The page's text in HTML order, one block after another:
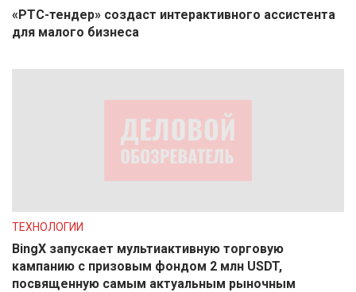
«РТС-тендер» создаст интерактивного ассистента
для малого бизнеса
ТЕХНОЛОГИИ
BingX запускает мультиактивную торговую
кампанию с призовым фондом 2 млн USDT,
посвященную самым актуальным рыночным